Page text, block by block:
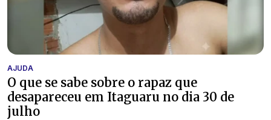
AJUDA
O que se sabe sobre o rapaz que
desapareceu em Itaguaru no dia 30 de
julho